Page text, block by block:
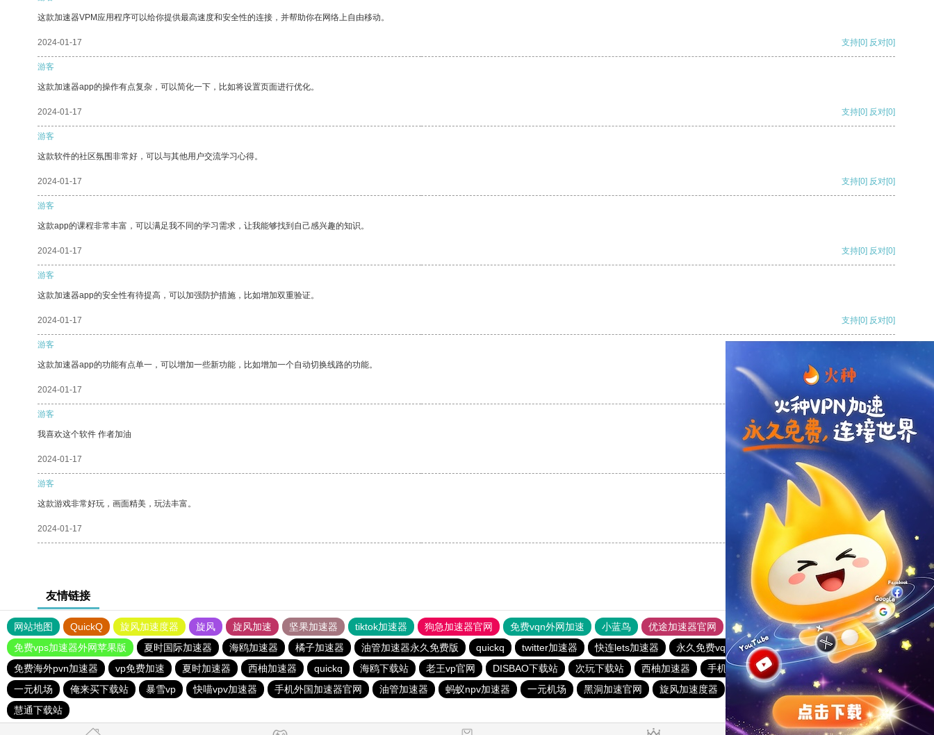
这款加速器VPM应用程序可以给你提供最高速度和安全性的连接，并帮助你在网络上自由移动。
2024-01-17 支持[0] 反对[0]
游客
这款加速器app的操作有点复杂，可以简化一下，比如将设置页面进行优化。
2024-01-17 支持[0] 反对[0]
游客
这款软件的社区氛围非常好，可以与其他用户交流学习心得。
2024-01-17 支持[0] 反对[0]
游客
这款app的课程非常丰富，可以满足我不同的学习需求，让我能够找到自己感兴趣的知识。
2024-01-17 支持[0] 反对[0]
游客
这款加速器app的安全性有待提高，可以加强防护措施，比如增加双重验证。
2024-01-17 支持[0] 反对[0]
游客
这款加速器app的功能有点单一，可以增加一些新功能，比如增加一个自动切换线路的功能。
2024-01-17
游客
我喜欢这个软件 作者加油
2024-01-17 反对
游客
这款游戏非常好玩，画面精美，玩法丰富。
2024-01-17 反对[0]
友情链接
网站地图 QuickQ 旋风加速度器 旋风 旋风加速 坚果加速器 tiktok加速器 狗急加速器官网 免费vqn外网加速 小蓝鸟 优途加速器官网 风驰加速器 旋风加速器
八戒看书
免费vps加速器外网苹果版
夏时国际加速器 海鸥加速器 橘子加速器 油管加速器永久免费版 quickq twitter加速器 快连lets加速器 永久免费vqn加速外网
雷霆vp加速器
免费海外pvn加速器
vp免费加速 夏时加速器 西柚加速器 quickq 海鸥下载站 老王vp官网 DISBAO下载站 次玩下载站 西柚加速器 手机外国加速器官网
hammer加速器
一元机场
俺来买下载站 暴雪vp 快喵vpv加速器 手机外国加速器官网 油管加速器 蚂蚁npv加速器 一元机场 黑洞加速官网 旋风加速度器 黑洞加速官网
爬墙专用加速器
慧通下载站